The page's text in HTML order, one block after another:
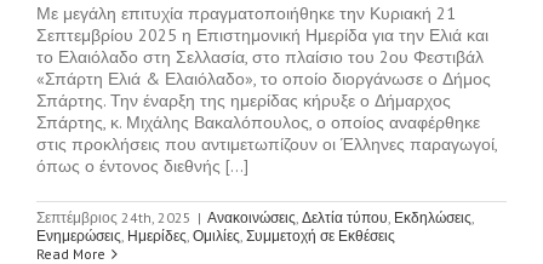
Με μεγάλη επιτυχία πραγματοποιήθηκε την Κυριακή 21
Σεπτεμβρίου 2025 η Επιστημονική Ημερίδα για την Ελιά και
το Ελαιόλαδο στη Σελλασία, στο πλαίσιο του 2ου Φεστιβάλ
«Σπάρτη Ελιά & Ελαιόλαδο», το οποίο διοργάνωσε ο Δήμος
Σπάρτης. Την έναρξη της ημερίδας κήρυξε ο Δήμαρχος
Σπάρτης, κ. Μιχάλης Βακαλόπουλος, ο οποίος αναφέρθηκε
στις προκλήσεις που αντιμετωπίζουν οι Έλληνες παραγωγοί,
όπως ο έντονος διεθνής [...]
Σεπτέμβριος 24th, 2025 | Ανακοινώσεις Δελτία τύπου Εκδηλώσεις
Ενημερώσεις Ημερίδες Ομιλίες Συμμετοχή σε Εκθέσεις
Read More